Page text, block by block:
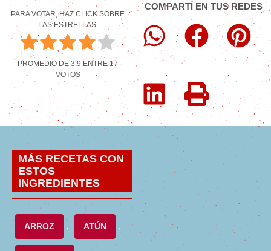
PARA VOTAR, HAZ CLICK SOBRE
LAS ESTRELLAS.
PROMEDIO DE3.9 ENTRE 17
VOTOS
COMPARTÍ EN TUS REDES
MÁS RECETAS CON
ESTOS
INGREDIENTES
ARROZ , ATÚN ,